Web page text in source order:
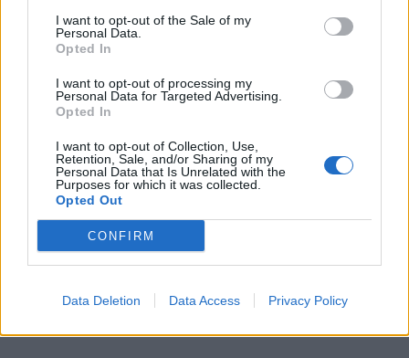
I want to opt-out of the Sale of my
Personal Data.
Opted In
I want to opt-out of processing my
Personal Data for Targeted Advertising.
Opted In
I want to opt-out of Collection, Use,
Retention, Sale, and/or Sharing of my
Personal Data that Is Unrelated with the
Purposes for which it was collected.
Opted Out
CONFIRM
Data Deletion Data Access Privacy Policy
Βασίλης Μουρατίδης
Βιωσιμότητα
Όλες οι
δημοσιεύσεις, Περιβάλλον
Το ΣΕΔΕ 2 (Σύστημα Εμπορίας Δικαιωμάτων
Εκπομπών 2) είναι η νέα φάση του
ευρωπαϊκού καθεστώτος εμπορίας
εκπομπών αερίων του θερμοκηπίου, που
ξεκίνησε την 1η Ιανουαρίου 2025 και
επιβάλλει υποχρεώσεις παρακολούθησης,
αερίων…